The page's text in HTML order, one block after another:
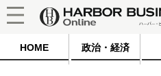
HOME 政治・経済